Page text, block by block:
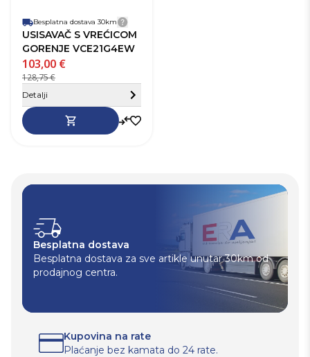
Besplatna dostava 30km Detalji dostave
USISAVAČ S VREĆICOM
GORENJE VCE21G4EW
103,00 €
128,75 €
Detalji
Besplatna dostava
Besplatna dostava za sve artikle unutar 30km od
prodajnog centra.
Kupovina na rate
Plaćanje bez kamata do 24 rate.